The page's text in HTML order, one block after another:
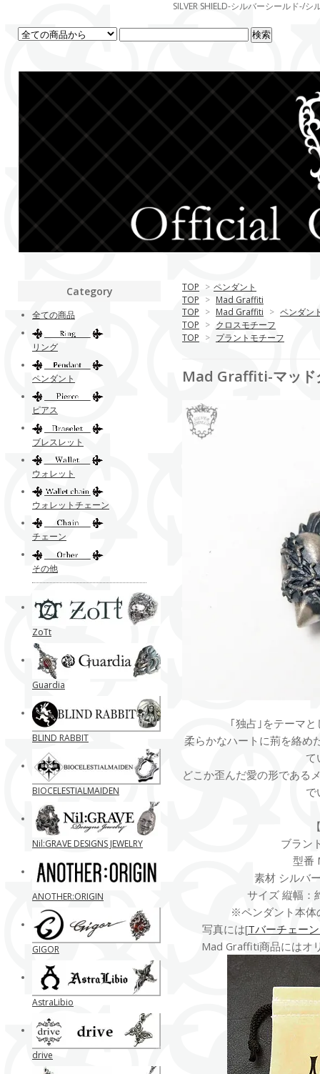
SILVER SHIELD-シルバーシールド-/
TOP > ペンダント
TOP > Mad Graffiti
TOP > Mad Graffiti > ペンダン
TOP > クロスモチーフ
TOP > プラントモチーフ
Mad Graffiti-マッド
｢独占｣をテーマ
柔らかなハートに荊を絡め
て
どこか歪んだ愛の形である
で
ブラン
型番
素材 シルバ
サイズ 縦幅：
※ペンダント本体
写真には[Tバーチェー
Mad Graffiti商品にはオ
Category
全ての商品
リング
ペンダント
ピアス
ブレスレット
ウォレット
ウォレットチェーン
チェーン
その他
ZoTt
Guardia
BLIND RABBIT
BIOCELESTIALMAIDEN
Nil:GRAVE DESIGNS JEWELRY
ANOTHER:ORIGIN
GIGOR
AstraLibio
drive